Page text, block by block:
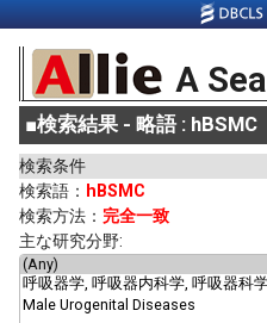
A
■検索結果 - 略語 : hBSMC
検索条件
検索語： hBSMC
検索方法： 完全一致
主な研究分野: